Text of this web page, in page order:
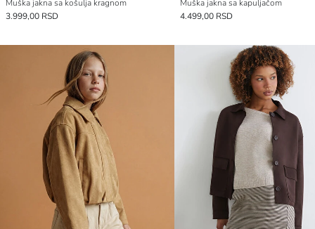
Muška jakna sa košulja kragnom
3.999,00 RSD
Muška jakna sa kapuljačom
4.499,00 RSD